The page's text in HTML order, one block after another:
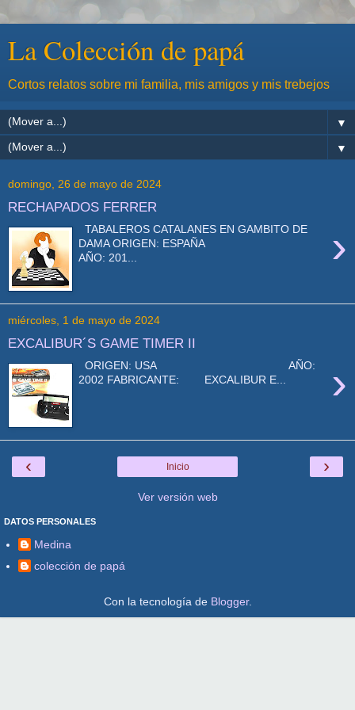
La Colección de papá
Cortos relatos sobre mi familia, mis amigos y mis trebejos
▼
▼
domingo, 26 de mayo de 2024
RECHAPADOS FERRER
›
TABALEROS CATALANES EN GAMBITO DE
DAMA ORIGEN: ESPAÑA
AÑO: 201...
miércoles, 1 de mayo de 2024
EXCALIBUR´S GAME TIMER II
›
ORIGEN: USA AÑO:
2002 FABRICANTE: EXCALIBUR E...
‹ ›
Inicio
Ver versión web
DATOS PERSONALES
Medina
colección de papá
Con la tecnología de Blogger.